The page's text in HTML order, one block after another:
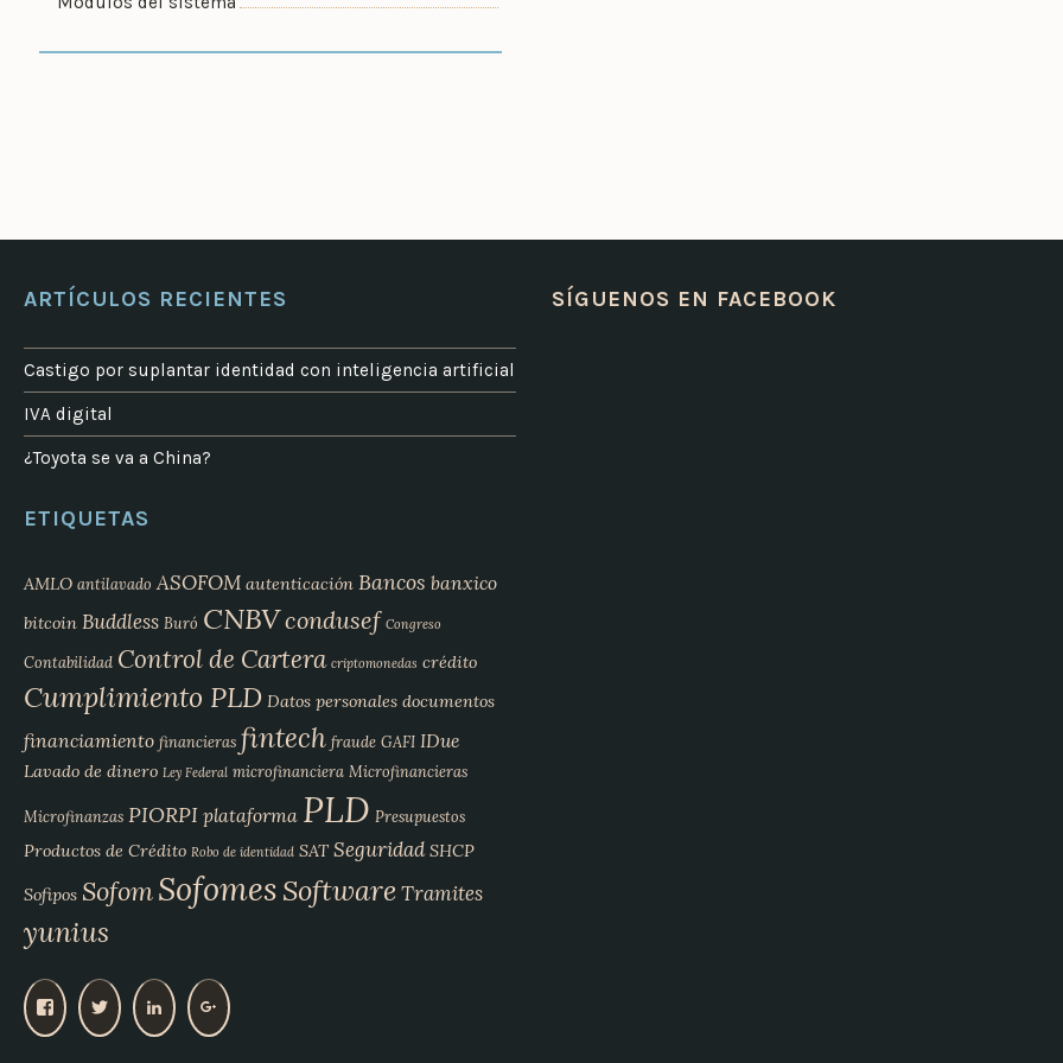
ARTÍCULOS RECIENTES
Castigo por suplantar identidad con inteligencia artificial
IVA digital
¿Toyota se va a China?
ETIQUETAS
AMLO antilavado ASOFOM autenticación Bancos banxico
bitcoin Buddless Buró CNBVcondusef Congreso
Contabilidad Control de Cartera criptomonedas crédito
Cumplimiento PLD Datos personales documentos
financiamiento financieras fintech fraude GAFI IDue
Lavado de dinero Ley Federal microfinanciera Microfinancieras
Microfinanzas PIORPI plataforma PLD Presupuestos
Productos de Crédito Robo de identidad SAT Seguridad SHCP
Sofipos SofomSofomesSoftwareTramites
yunius
V
V
V
V
SÍGUENOS EN FACEBOOK